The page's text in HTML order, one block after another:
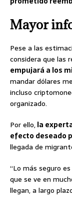
Mayor
Pese a las
considera que las
empujará a los
mandar dólares
incluso
organizado.
Por ello,la
efecto deseado
llegada de
“Lo más seguro
que se ve en
llegan, a largo